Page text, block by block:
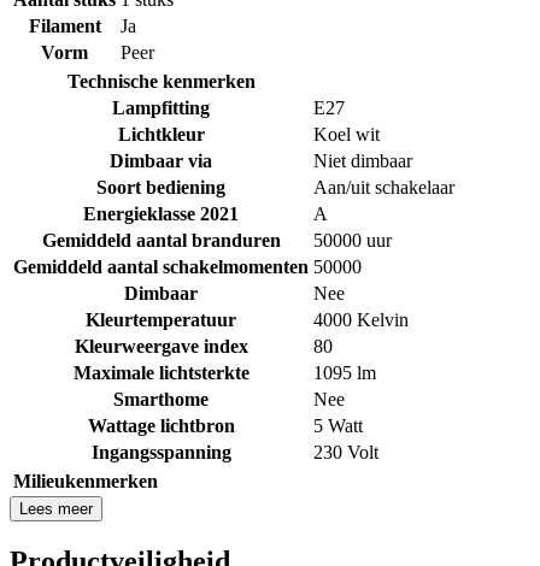
Filament
Ja
Vorm
Peer
Technische kenmerken
Lampfitting
E27
Lichtkleur
Koel wit
Dimbaar via
Niet dimbaar
Soort bediening
Aan/uit schakelaar
Energieklasse 2021
A
Gemiddeld aantal branduren
50000 uur
Gemiddeld aantal schakelmomenten 50000
Dimbaar
Nee
Kleurtemperatuur
4000 Kelvin
Kleurweergave index
80
Maximale lichtsterkte
1095 lm
Smarthome
Nee
Wattage lichtbron
5 Watt
Ingangsspanning
230 Volt
Milieukenmerken
Lees meer